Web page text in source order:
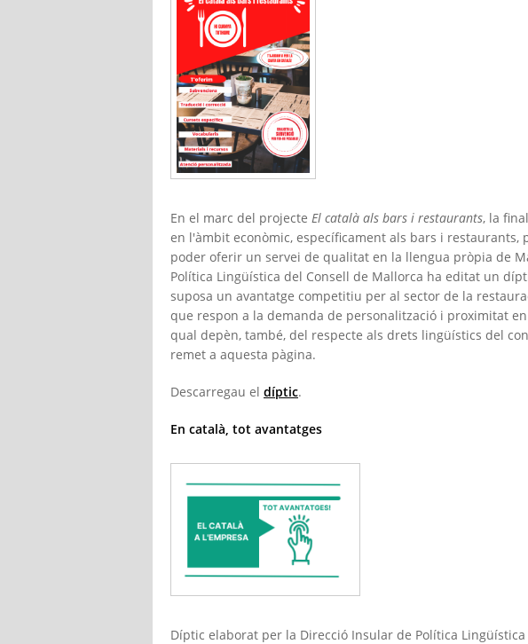
En el marc del projecte El català als bars i restaurants, la
en l'àmbit econòmic, específicament als bars i
poder oferir un servei de qualitat en la llengua pròpia de
Política Lingüística del Consell de Mallorca ha editat un
suposa un avantatge competitiu per al sector de la
que respon a la demanda de personalització i proximitat
qual depèn, també, del respecte als drets lingüístics del
remet a aquesta pàgina.
Descarregau el díptic.
En català, tot avantatges
Díptic elaborat per la Direcció Insular de Política